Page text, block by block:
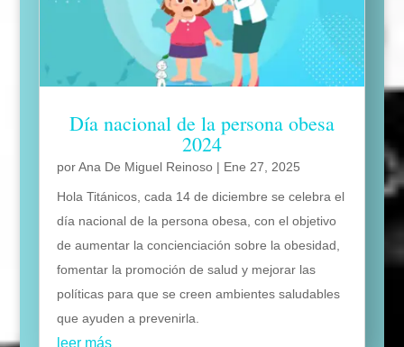
Día nacional de la persona obesa
2024
porAna De Miguel Reinoso| Ene 27, 2025
Hola Titánicos, cada 14 de diciembre se celebra el
día nacional de la persona obesa, con el objetivo
de aumentar la concienciación sobre la obesidad,
fomentar la promoción de salud y mejorar las
políticas para que se creen ambientes saludables
que ayuden a prevenirla.
leer más